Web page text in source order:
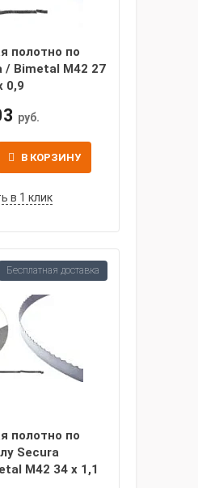
полотно по
/ Bimetal M42 27
0,9
руб.
В КОРЗИНУ
в 1 клик
полотно по
Secura
M42 34 х 1,1
Бесплатная доставка